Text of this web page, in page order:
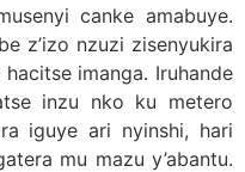
canke amabuye.
z’izo nzuzi zisenyukira
imanga. Iruhande
inzu nko ku metero
iguye ari nyinshi, hari
mu mazu y’abantu.